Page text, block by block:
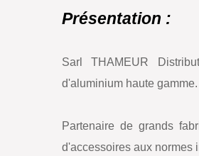
Présentation :
Sarl THAMEUR
d'aluminium haute gamme.
Partenaire de grands
d'accessoires aux normes